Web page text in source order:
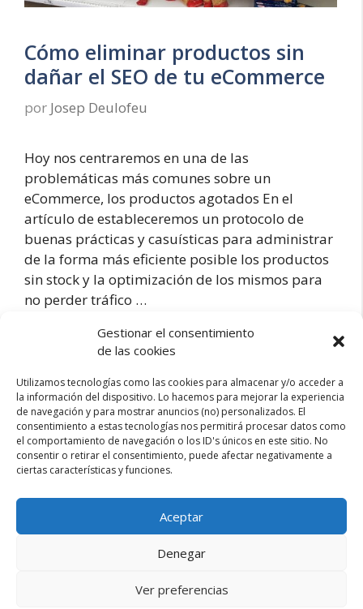
Gestionar el consentimiento
de las cookies
Utilizamos tecnologías como las cookies para almacenar y/o acceder a
la información del dispositivo. Lo hacemos para mejorar la experiencia
de navegación y para mostrar anuncios (no) personalizados. El
consentimiento a estas tecnologías nos permitirá procesar datos como
el comportamiento de navegación o los ID's únicos en este sitio. No
consentir o retirar el consentimiento, puede afectar negativamente a
ciertas características y funciones.
Aceptar
Denegar
Ver preferencias
Cómo eliminar productos sin
dañar el SEO de tu eCommerce
por Josep Deulofeu
Hoy nos centraremos en una de las
problemáticas más comunes sobre un
eCommerce, los productos agotados En el
artículo de estableceremos un protocolo de
buenas prácticas y casuísticas para administrar
de la forma más eficiente posible los productos
sin stock y la optimización de los mismos para
no perder tráfico …
Cómo
productos
sin
dañar
el
SEO
de
eCommerce
Categorías
E-commerce,SEO
Deja un comentario
Siguiente →
esdemarketing.com © 2026 |